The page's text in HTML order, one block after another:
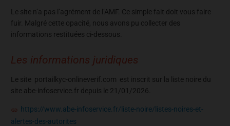
Le site n’a pas l’agrément de l’AMF. Ce simple fait doit vous faire
fuir. Malgré cette opacité, nous avons pu collecter des
informations restituées ci-dessous.
Les informations juridiques
Le site portailkyc-onlineverif.com est inscrit sur la liste noire du
site abe-infoservice.fr depuis le 21/01/2026.
https://www.abe-infoservice.fr/liste-noire/listes-noires-et-
alertes-des-autorites